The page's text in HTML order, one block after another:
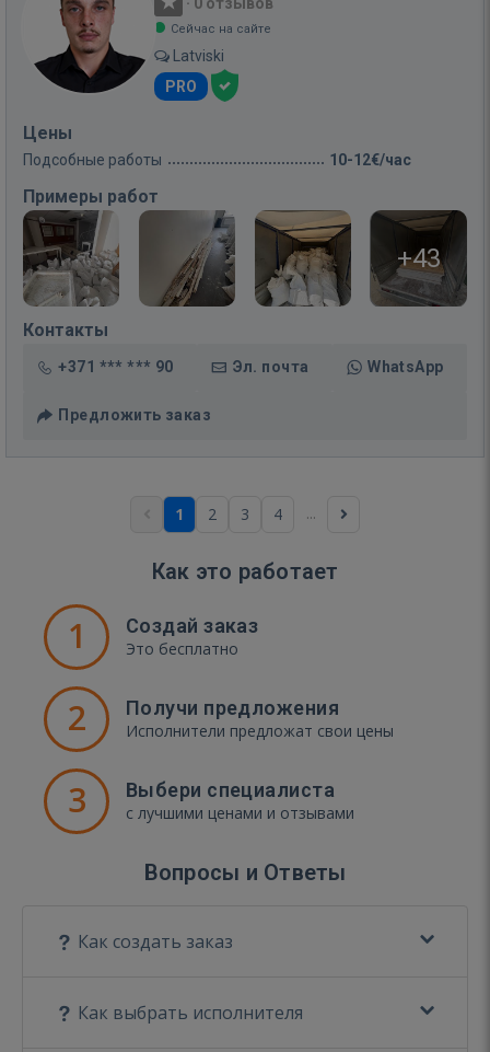
Сейчас на сайте
Latviski
PRO
Цены
Подсобные работы 10-12€/час
Примеры работ
+43
Контакты
+371 *** *** 90 Эл. почта WhatsApp
Предложить заказ
1 2 3 4 ...
Как это работает
1 Создай заказ
Это бесплатно
2 Получи предложения
Исполнители предложат свои цены
3 Выбери специалиста
с лучшими ценами и отзывами
Вопросы и Ответы
Как создать заказ
Как выбрать исполнителя